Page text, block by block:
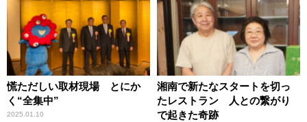
慌ただしい取材現場 とにか
く“全集中”
2025.01.10
湘南で新たなスタートを切っ
たレストラン 人との繋がり
で起きた奇跡